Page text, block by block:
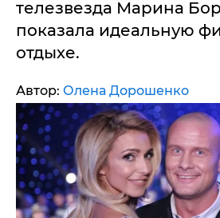
телезвезда Марина
показала идеальную
отдыхе.
Автор: Олена Дорошенко